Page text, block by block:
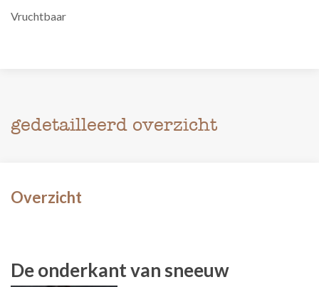
Vruchtbaar
gedetailleerd overzicht
Overzicht
De onderkant van sneeuw